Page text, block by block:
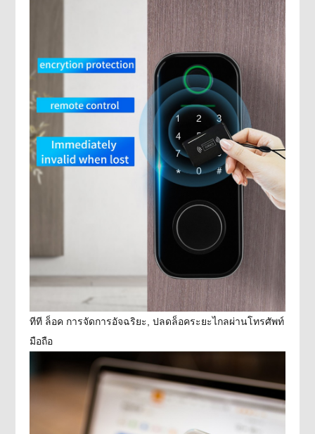
ทีที ล็อค การจัดการอัจฉริยะ, ปลดล็อคระยะไกลผ่านโทรศัพท์
มือถือ